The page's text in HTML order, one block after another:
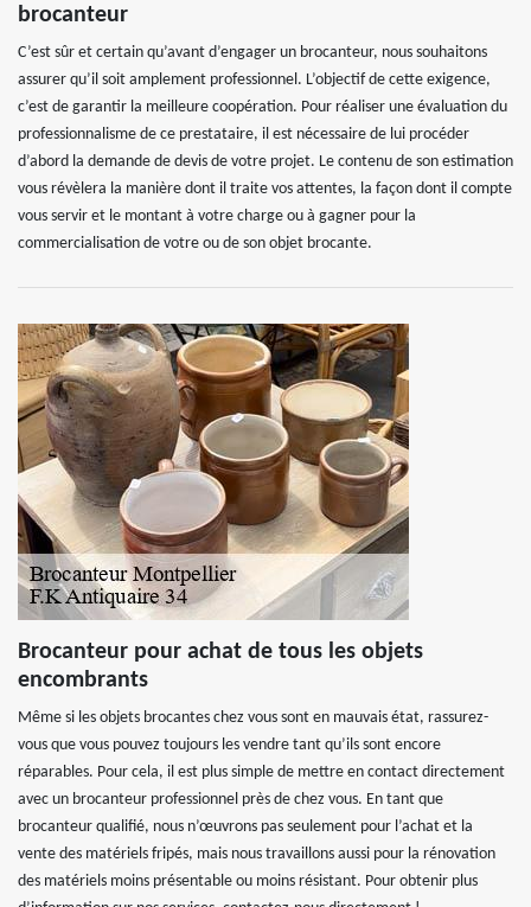
brocanteur
C’est sûr et certain qu’avant d’engager un brocanteur, nous souhaitons
assurer qu’il soit amplement professionnel. L’objectif de cette exigence,
c’est de garantir la meilleure coopération. Pour réaliser une évaluation du
professionnalisme de ce prestataire, il est nécessaire de lui procéder
d’abord la demande de devis de votre projet. Le contenu de son estimation
vous révèlera la manière dont il traite vos attentes, la façon dont il compte
vous servir et le montant à votre charge ou à gagner pour la
commercialisation de votre ou de son objet brocante.
Brocanteur pour achat de tous les objets
encombrants
Même si les objets brocantes chez vous sont en mauvais état, rassurez-
vous que vous pouvez toujours les vendre tant qu’ils sont encore
réparables. Pour cela, il est plus simple de mettre en contact directement
avec un brocanteur professionnel près de chez vous. En tant que
brocanteur qualifié, nous n’œuvrons pas seulement pour l’achat et la
vente des matériels fripés, mais nous travaillons aussi pour la rénovation
des matériels moins présentable ou moins résistant. Pour obtenir plus